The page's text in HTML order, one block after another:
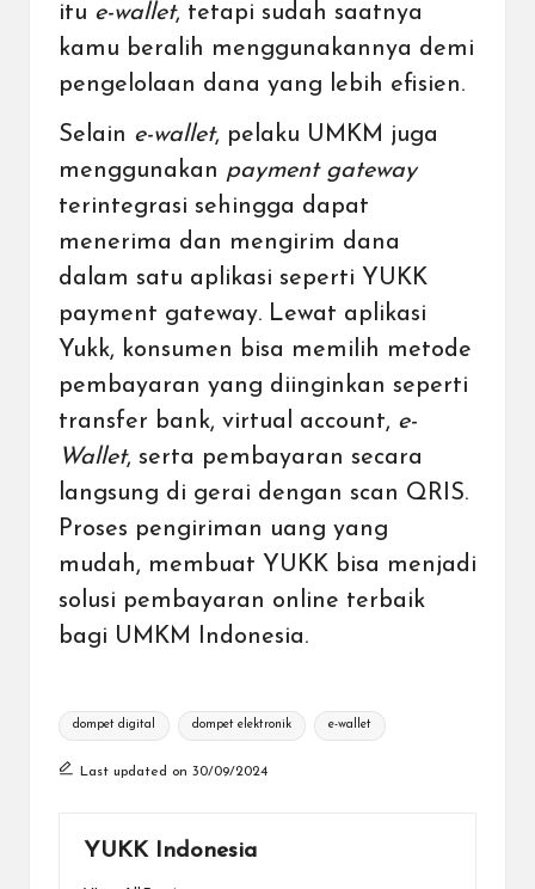
itu e-wallet, tetapi sudah saatnya
kamu beralih menggunakannya demi
pengelolaan dana yang lebih efisien.
Selain e-wallet, pelaku UMKM juga
menggunakan payment gateway
terintegrasi sehingga dapat
menerima dan mengirim dana
dalam satu aplikasi seperti YUKK
payment gateway. Lewat aplikasi
Yukk, konsumen bisa memilih metode
pembayaran yang diinginkan seperti
transfer bank, virtual account, e-
Wallet, serta pembayaran secara
langsung di gerai dengan scan QRIS.
Proses pengiriman uang yang
mudah, membuat YUKK bisa menjadi
solusi pembayaran online terbaik
bagi UMKM Indonesia.
Tags:
dompet digital dompet elektronik e-wallet
Last updated on 30/09/2024
YUKK Indonesia